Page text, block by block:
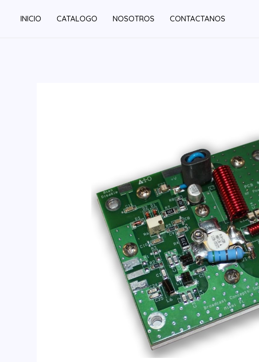
INICIO CATALOGO NOSOTROS CONTACTANOS